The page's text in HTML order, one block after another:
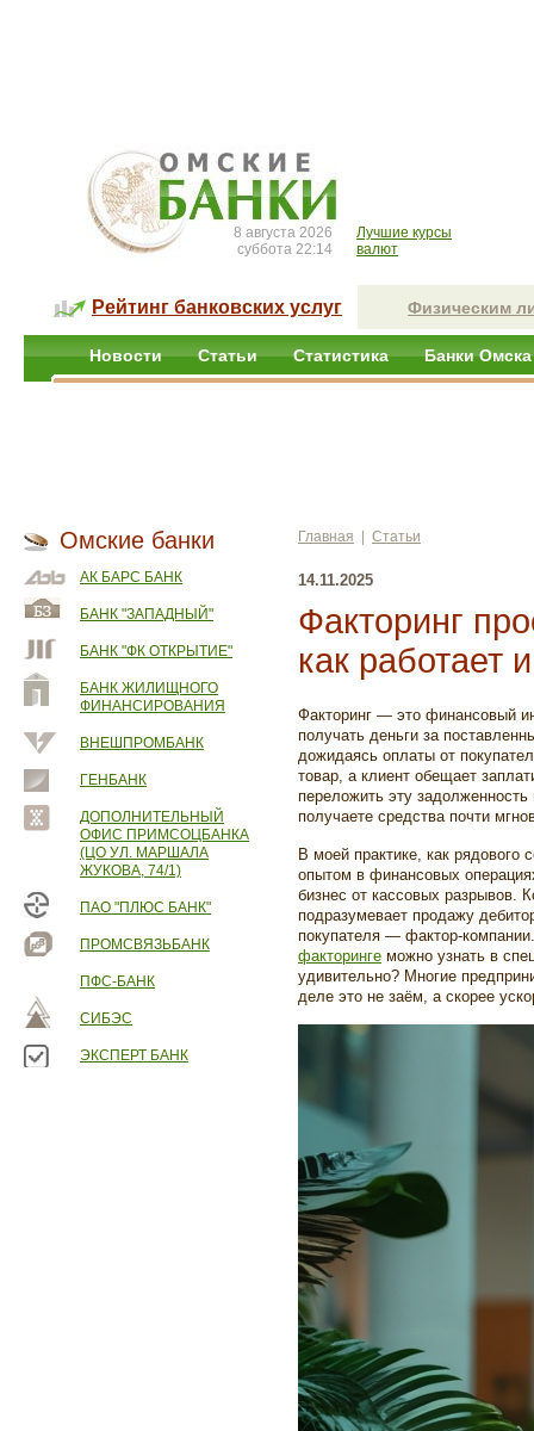
8 августа 2026
суббота 22:14
Лучшие курсы
валют
Рейтинг банковских услуг Физическим
Новости Статьи Статистика Банки Омска
Омские банки
АК БАРС БАНК
БАНК "ЗАПАДНЫЙ"
БАНК "ФК ОТКРЫТИЕ"
БАНК ЖИЛИЩНОГО
ФИНАНСИРОВАНИЯ
ВНЕШПРОМБАНК
ГЕНБАНК
ДОПОЛНИТЕЛЬНЫЙ
ОФИС ПРИМСОЦБАНКА
(ЦО УЛ. МАРШАЛА
ЖУКОВА, 74/1)
ПАО "ПЛЮС БАНК"
ПРОМСВЯЗЬБАНК
ПФС-БАНК
СИБЭС
ЭКСПЕРТ БАНК
Главная Статьи
14.11.2025
Факторинг
как работает
Факторинг — это финансовый
получать деньги за
дожидаясь оплаты от
товар, а клиент обещает
переложить эту
получаете средства почти
В моей практике, как рядового
опытом в финансовых
бизнес от кассовых разрывов.
подразумевает продажу
покупателя — фактор-
факторинге можно узнать в
удивительно? Многие
деле это не заём, а скорее